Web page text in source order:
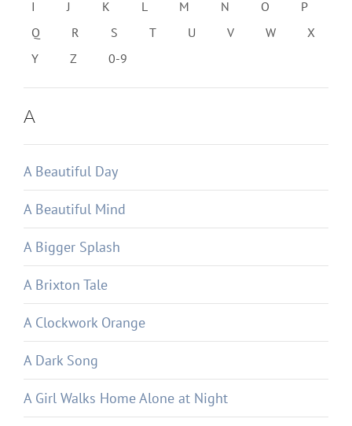
I
J K L M N O
P
Q
R S T U V W
X
Y
Z 0-9
A
A Beautiful Day
A Beautiful Mind
A Bigger Splash
A Brixton Tale
A Clockwork Orange
A Dark Song
A Girl Walks Home Alone at Night